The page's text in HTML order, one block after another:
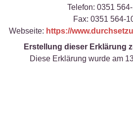
Telefon: 0351
Fax: 0351 564-
Webseite: https://
Erstellung dieser Erklärung
Diese Erklärung wurde am